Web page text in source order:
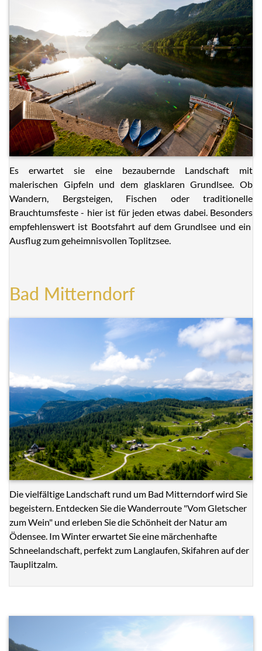
Es erwartet sie eine bezaubernde Landschaft mit
malerischen Gipfeln und dem glasklaren Grundlsee. Ob
Wandern, Bergsteigen, Fischen oder traditionelle
Brauchtumsfeste - hier ist für jeden etwas dabei. Besonders
empfehlenswert ist Bootsfahrt auf dem Grundlsee und ein
Ausflug zum geheimnisvollen Toplitzsee.
Bad Mitterndorf
Die vielfältige Landschaft rund um Bad Mitterndorf wird Sie
begeistern. Entdecken Sie die Wanderroute "Vom Gletscher
zum Wein" und erleben Sie die Schönheit der Natur am
Ödensee. Im Winter erwartet Sie eine märchenhafte
Schneelandschaft, perfekt zum Langlaufen, Skifahren auf der
Tauplitzalm.